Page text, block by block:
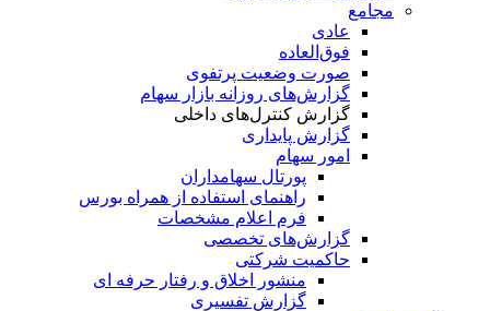
مجامع
عادی
فوق‌العاده
صورت وضعیت پرتفوی
گزارش‌های روزانه بازار سهام
گزارش کنترل‌های داخلی
گزارش پایداری
امور سهام
پورتال سهامداران
راهنمای استفاده از همراه بورس
فرم اعلام مشخصات
گزارش‌های تخصصی
حاکمیت شرکتی
منشور اخلاق و رفتار حرفه­ ای
گزارش تفسیری